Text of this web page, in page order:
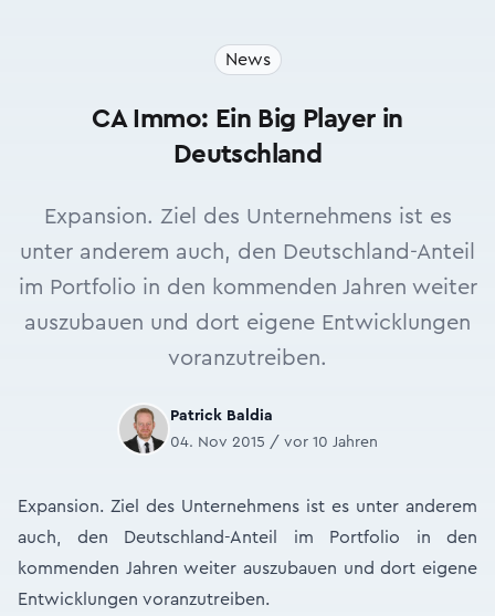
News
CA Immo: Ein Big Player in
Deutschland
Expansion. Ziel des Unternehmens ist es
unter anderem auch, den Deutschland-Anteil
im Portfolio in den kommenden Jahren weiter
auszubauen und dort eigene Entwicklungen
voranzutreiben.
Patrick Baldia
04. Nov 2015 / vor 10 Jahren
Expansion. Ziel des Unternehmens ist es unter anderem
auch, den Deutschland-Anteil im Portfolio in den
kommenden Jahren weiter auszubauen und dort eigene
Entwicklungen voranzutreiben.